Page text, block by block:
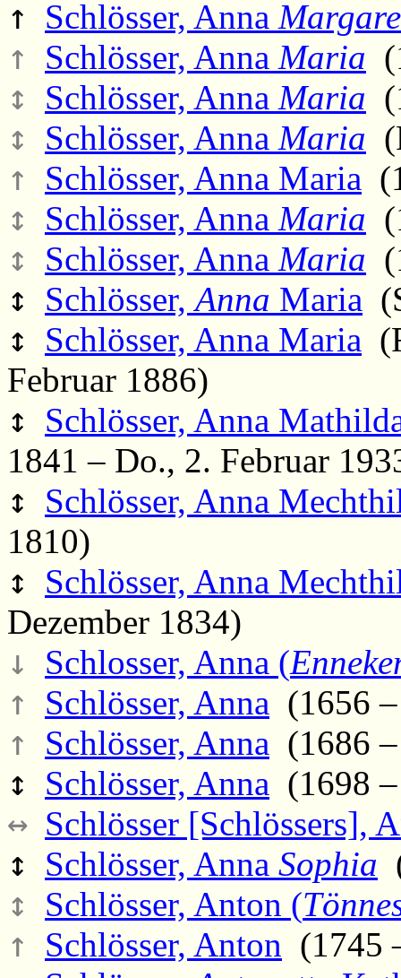
↑ Schlösser, Anna
↑ Schlösser, Anna Maria
↕ Schlösser, Anna Maria
↕ Schlösser, Anna Maria
↑ Schlösser, Anna Maria
↕ Schlösser, Anna Maria
↕ Schlösser, Anna Maria
↕ Schlösser,Anna Maria
↕ Schlösser, Anna Maria
Februar 1886)
↕
Schlösser, Anna
1841 – Do., 2. Februar
↕
Schlösser, Anna
1810)
↕
Schlösser, Anna
Dezember 1834)
↓ Schlosser, Anna (
↑ Schlösser, Anna (1656
↑ Schlösser, Anna (1686
↕ Schlösser, Anna (1698
↔ Schlösser [Schlössers],
↕ Schlösser, Anna Sophia
↕ Schlösser, Anton (
↑ Schlösser, Anton (1745